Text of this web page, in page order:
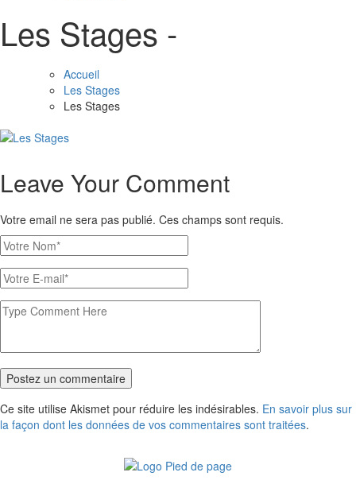
Les Stages -
Accueil
Les Stages
Les Stages
Leave Your Comment
Votre email ne sera pas publié. Ces champs sont requis.
Postez un commentaire
Ce site utilise Akismet pour réduire les indésirables. En savoir plus sur
la façon dont les données de vos commentaires sont traitées.